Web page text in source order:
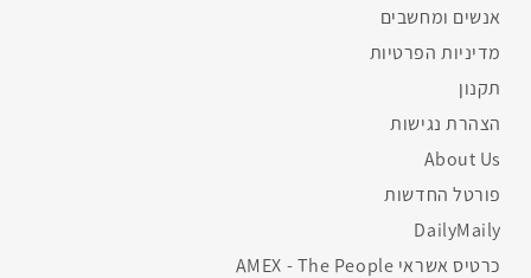
אנשים ומחשבים
מדיניות הפרטיות
תקנון
הצהרת נגישות
About Us
פורטל החדשות
DailyMaily
כרטיס אשראי AMEX - The People